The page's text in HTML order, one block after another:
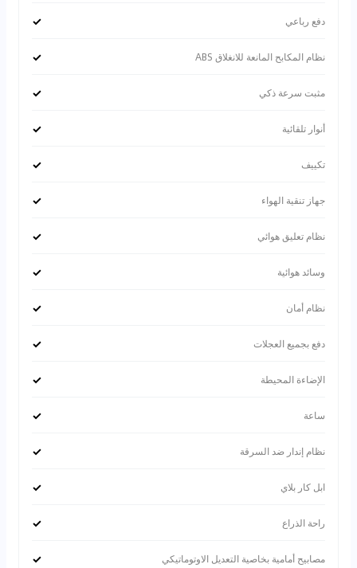
دفع رباعي ✓
نظام المكابح المانعة للانغلاق ABS ✓
مثبت سرعة ذكي ✓
أنوار تلقائية ✓
تكييف ✓
جهاز تنقية الهواء ✓
نظام تعليق هوائي ✓
وسائد هوائية ✓
نظام أمان ✓
دفع بجميع العجلات ✓
الإضاءة المحيطة ✓
ساعة ✓
نظام إندار ضد السرقة ✓
ابل كار بلاي ✓
راحة الذراع ✓
مصابيح أمامية بخاصية التعديل الاوتوماتيكي ✓